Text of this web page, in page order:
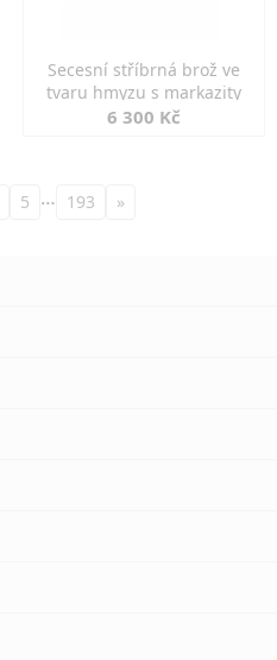
Secesní stříbrná brož ve
tvaru hmyzu s markazity
6 300 Kč
5 … 193 »